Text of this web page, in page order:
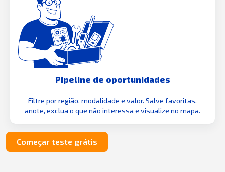
Pipeline de oportunidades
Filtre por região, modalidade e valor. Salve favoritas,
anote, exclua o que não interessa e visualize no mapa.
Começar teste grátis